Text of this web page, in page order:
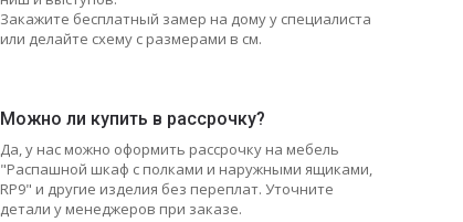
Закажите бесплатный замер на дому у специалиста
или делайте схему с размерами в см.
Можно ли купить в рассрочку?
Да, у нас можно оформить рассрочку на мебель
"Распашной шкаф с полками и наружными ящиками,
RP9" и другие изделия без переплат. Уточните
детали у менеджеров при заказе.